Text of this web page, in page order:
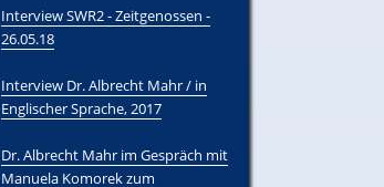
Interview SWR2 - Zeitgenossen -
26.05.18
Interview Dr. Albrecht Mahr / in
Englischer Sprache, 2017
Dr. Albrecht Mahr im Gespräch mit
Manuela Komorek zum